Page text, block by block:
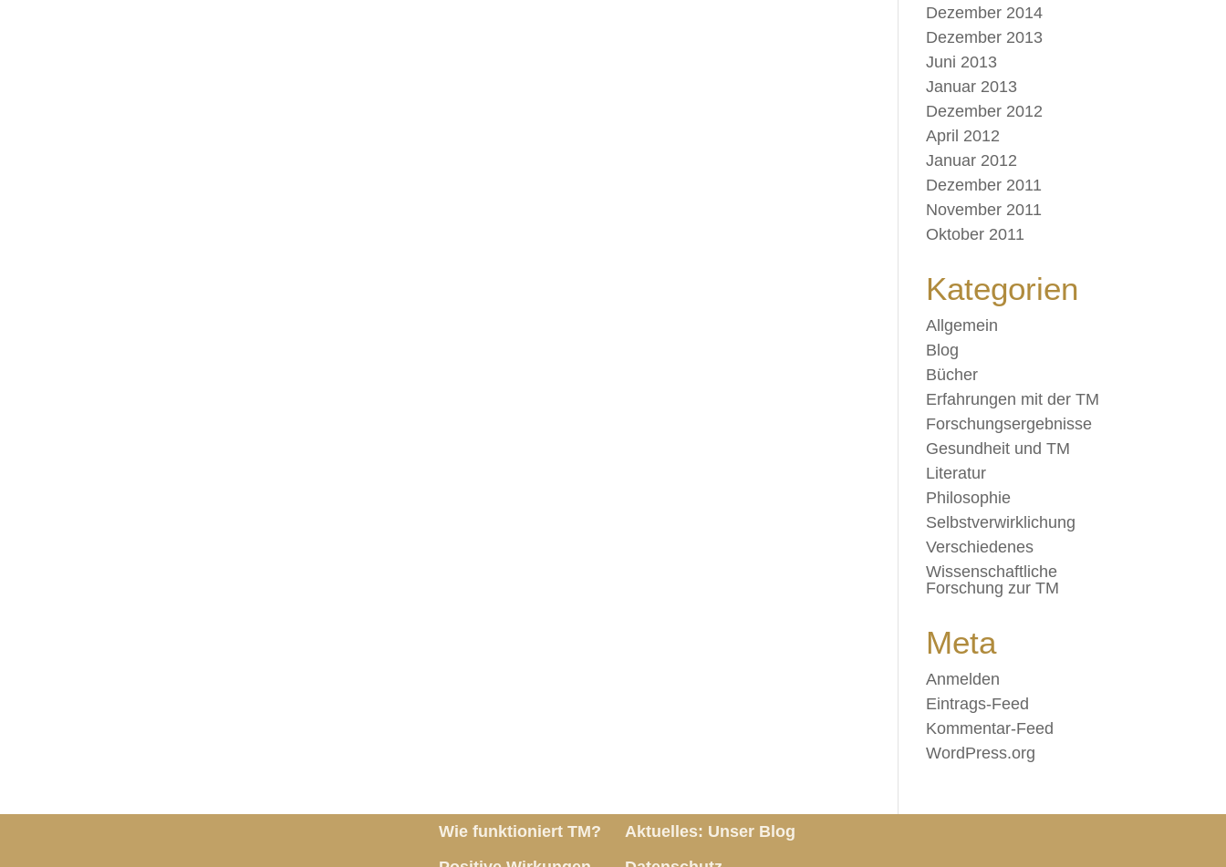
Dezember 2014
Dezember 2013
Juni 2013
Januar 2013
Dezember 2012
April 2012
Januar 2012
Dezember 2011
November 2011
Oktober 2011
Kategorien
Allgemein
Blog
Bücher
Erfahrungen mit der TM
Forschungsergebnisse
Gesundheit und TM
Literatur
Philosophie
Selbstverwirklichung
Verschiedenes
Wissenschaftliche
Forschung zur TM
Meta
Anmelden
Eintrags-Feed
Kommentar-Feed
WordPress.org
Wie funktioniert TM?
Aktuelles: Unser Blog